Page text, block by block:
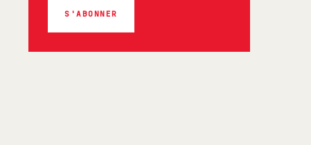
S'ABONNER